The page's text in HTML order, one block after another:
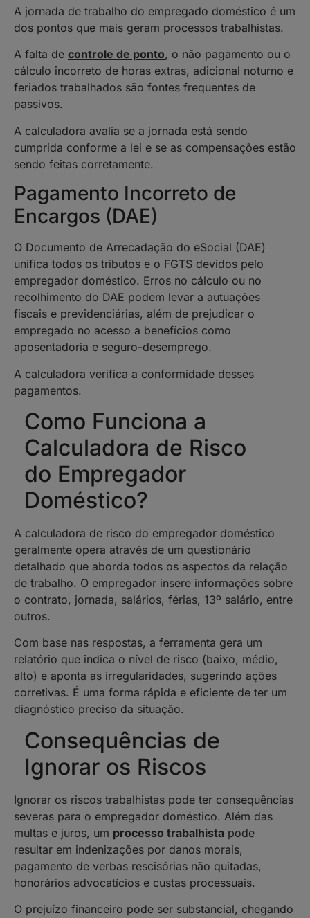
A jornada de trabalho do empregado doméstico é um
dos pontos que mais geram processos trabalhistas.
A falta de controle de ponto, o não pagamento ou o
cálculo incorreto de horas extras, adicional noturno e
feriados trabalhados são fontes frequentes de
passivos.
A calculadora avalia se a jornada está sendo
cumprida conforme a lei e se as compensações estão
sendo feitas corretamente.
Pagamento Incorreto de
Encargos (DAE)
O Documento de Arrecadação do eSocial (DAE)
unifica todos os tributos e o FGTS devidos pelo
empregador doméstico. Erros no cálculo ou no
recolhimento do DAE podem levar a autuações
fiscais e previdenciárias, além de prejudicar o
empregado no acesso a benefícios como
aposentadoria e seguro-desemprego.
A calculadora verifica a conformidade desses
pagamentos.
Como Funciona a
Calculadora de Risco
do Empregador
Doméstico?
A calculadora de risco do empregador doméstico
geralmente opera através de um questionário
detalhado que aborda todos os aspectos da relação
de trabalho. O empregador insere informações sobre
o contrato, jornada, salários, férias, 13º salário, entre
outros.
Com base nas respostas, a ferramenta gera um
relatório que indica o nível de risco (baixo, médio,
alto) e aponta as irregularidades, sugerindo ações
corretivas. É uma forma rápida e eficiente de ter um
diagnóstico preciso da situação.
Consequências de
Ignorar os Riscos
Ignorar os riscos trabalhistas pode ter consequências
severas para o empregador doméstico. Além das
multas e juros, um processo trabalhista pode
resultar em indenizações por danos morais,
pagamento de verbas rescisórias não quitadas,
honorários advocatícios e custas processuais.
O prejuízo financeiro pode ser substancial, chegando